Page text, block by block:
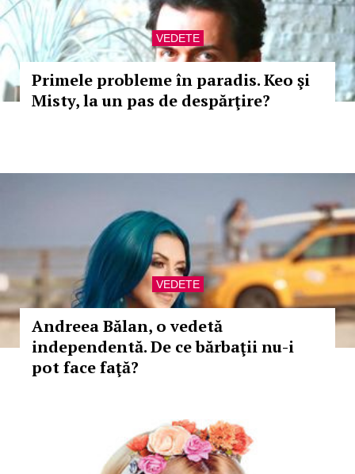
VEDETE
Primele probleme în paradis. Keo şi
Misty, la un pas de despărţire?
VEDETE
Andreea Bălan, o vedetă
independentă. De ce bărbaţii nu-i
pot face faţă?